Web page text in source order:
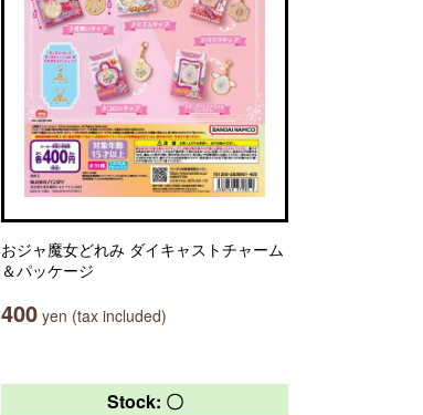
おジャ魔女どれみ ダイキャストチャーム
＆パッケージ
400 yen (tax included)
Stock: 〇